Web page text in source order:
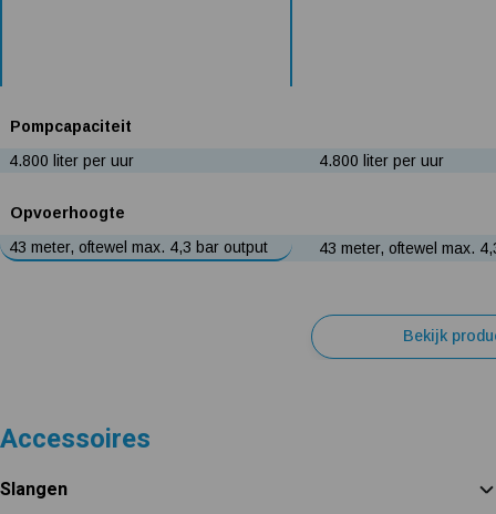
Pompcapaciteit
4.800 liter per uur
4.800 liter per uur
Opvoerhoogte
43 meter, oftewel max. 4,3 bar output
43 meter, oftewel max.
Bekijk
Accessoires
Slangen